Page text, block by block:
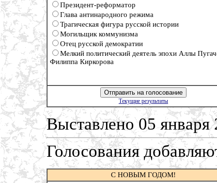
Президент-реформатор
Глава антинародного режима
Трагическая фигура русской истории
Могильщик коммунизма
Отец русской демократии
Мелкий политический деятель эпохи Аллы
Филиппа Киркорова
Текущие результаты
Выставлено 05 января
Голосования
C НОВЫМ ГОДОМ!